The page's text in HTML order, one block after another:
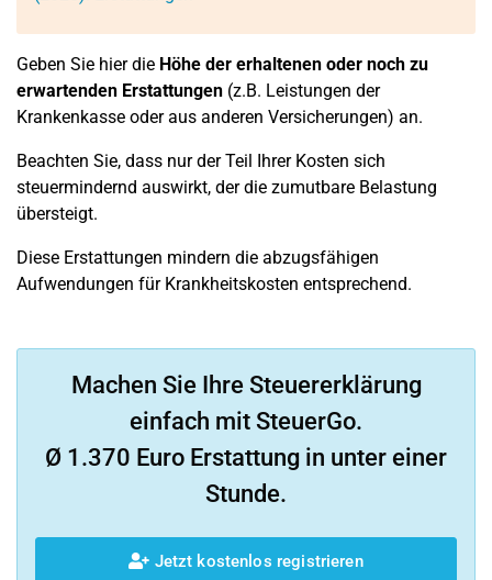
Geben Sie hier die Höhe der erhaltenen oder noch zu
erwartenden Erstattungen (z.B. Leistungen der
Krankenkasse oder aus anderen Versicherungen) an.
Beachten Sie, dass nur der Teil Ihrer Kosten sich
steuermindernd auswirkt, der die zumutbare Belastung
übersteigt.
Diese Erstattungen mindern die abzugsfähigen
Aufwendungen für Krankheitskosten entsprechend.
Machen Sie Ihre Steuererklärung
einfach mit SteuerGo.
Ø 1.370 Euro Erstattung in unter einer
Stunde.
Jetzt kostenlos registrieren